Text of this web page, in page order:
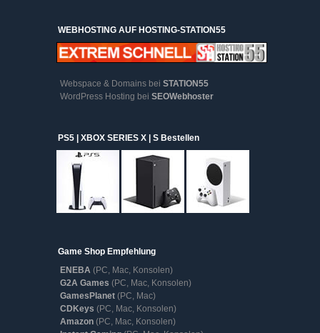
WEBHOSTING AUF HOSTING-STATION55
Webspace & Domains bei STATION55
WordPress Hosting bei SEOWebhoster
PS5 | XBOX SERIES X | S Bestellen
Game Shop Empfehlung
ENEBA (PC, Mac, Konsolen)
G2A Games (PC, Mac, Konsolen)
GamesPlanet (PC, Mac)
CDKeys (PC, Mac, Konsolen)
Amazon (PC, Mac, Konsolen)